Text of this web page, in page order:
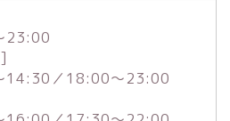
23:00
14:30／18:00～23:00